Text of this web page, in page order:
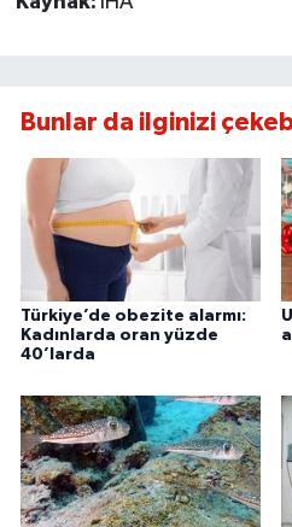
Bunlar da ilginizi
Türkiye’de obezite alarmı:
Kadınlarda oran yüzde
40’larda